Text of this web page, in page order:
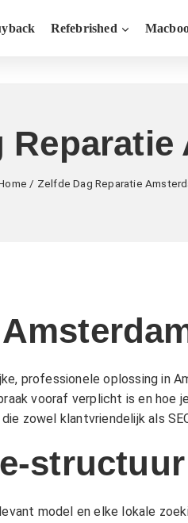
Refebrished
Reparatie
/ Zelfde Dag Reparatie
professionele oplossing in
vooraf verplicht is en
zowel klantvriendelijk als
model en elke lokale